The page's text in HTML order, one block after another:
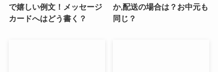
で嬉しい例文！メッセージ
カードへはどう書く？
か,配送の場合は？お中元も
同じ？